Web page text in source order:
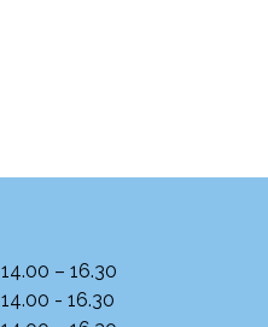
14.00 – 16.30
14.00 - 16.30